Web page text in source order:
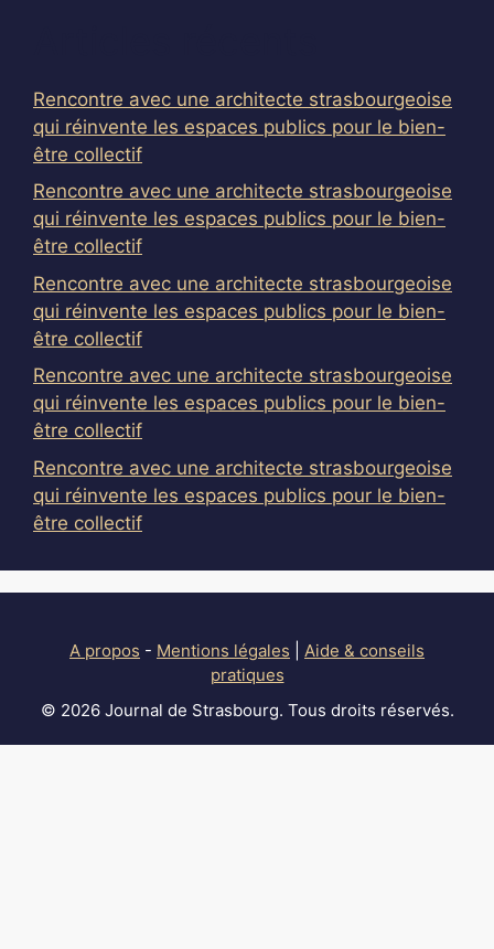
Rencontre avec une architecte strasbourgeoise
qui réinvente les espaces publics pour le bien-
être collectif
Rencontre avec une architecte strasbourgeoise
qui réinvente les espaces publics pour le bien-
être collectif
Rencontre avec une architecte strasbourgeoise
qui réinvente les espaces publics pour le bien-
être collectif
Rencontre avec une architecte strasbourgeoise
qui réinvente les espaces publics pour le bien-
être collectif
Rencontre avec une architecte strasbourgeoise
qui réinvente les espaces publics pour le bien-
être collectif
A propos - Mentions légales
Aide & conseils
pratiques
© 2026 Journal de Strasbourg. Tous droits réservés.